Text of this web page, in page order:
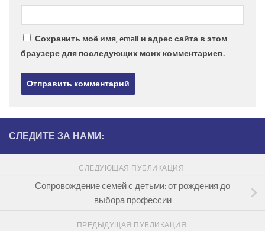
Сохранить моё имя, email и адрес сайта в этом
браузере для последующих моих комментариев.
СЛЕДИТЕ ЗА НАМИ:
СЛЕДУЮЩАЯ ПУБЛИКАЦИЯ
Сопровождение семей с детьми: от рождения до
выбора профессии
ПРЕДЫДУЩАЯ ПУБЛИКАЦИЯ